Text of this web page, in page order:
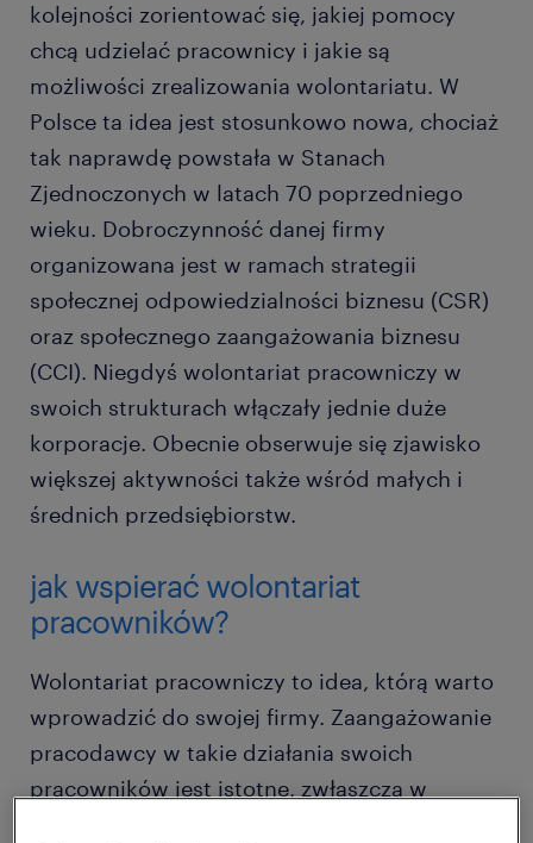
kolejności zorientować się, jakiej pomocy
chcą udzielać pracownicy i jakie są
możliwości zrealizowania wolontariatu. W
Polsce ta idea jest stosunkowo nowa, chociaż
tak naprawdę powstała w Stanach
Zjednoczonych w latach 70 poprzedniego
wieku. Dobroczynność danej firmy
organizowana jest w ramach strategii
społecznej odpowiedzialności biznesu (CSR)
oraz społecznego zaangażowania biznesu
(CCI). Niegdyś wolontariat pracowniczy w
swoich strukturach włączały jednie duże
korporacje. Obecnie obserwuje się zjawisko
większej aktywności także wśród małych i
średnich przedsiębiorstw.
jak wspierać wolontariat
pracowników?
Wolontariat pracowniczy to idea, którą warto
wprowadzić do swojej firmy. Zaangażowanie
pracodawcy w takie działania swoich
pracowników jest istotne, zwłaszcza w